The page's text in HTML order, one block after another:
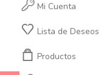
Mi Cuenta
Lista de Deseos
Productos